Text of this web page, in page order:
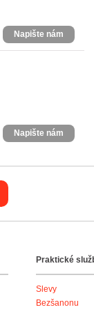
Napište nám
Napište nám
Praktické
Slevy
Bezšanonu